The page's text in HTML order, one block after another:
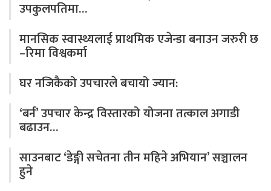
उपकुलपतिमा…
मानसिक स्वास्थ्यलाई प्राथमिक एजेन्डा बनाउन जरुरी छ
–रिमा विश्वकर्मा
घर नजिकैको उपचारले बचायो ज्यान:
‘बर्न’ उपचार केन्द्र विस्तारको योजना तत्काल अगाडी
बढाउन…
साउनबाट ‘डेङ्गी सचेतना तीन महिने अभियान’ सञ्चालन
हुने